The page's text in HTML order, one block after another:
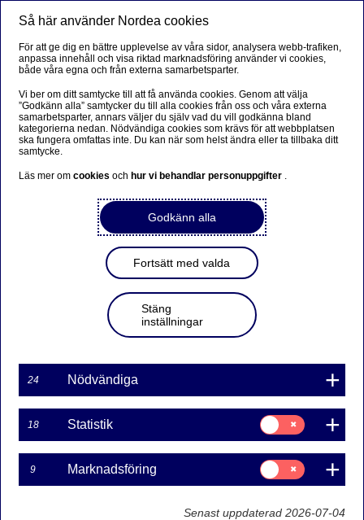
Så här använder Nordea cookies
För att ge dig en bättre upplevelse av våra sidor, analysera webb-trafiken,
anpassa innehåll och visa riktad marknadsföring använder vi cookies,
både våra egna och från externa samarbetsparter.
Vi ber om ditt samtycke till att få använda cookies. Genom att välja
”Godkänn alla” samtycker du till alla cookies från oss och våra externa
samarbetsparter, annars väljer du själv vad du vill godkänna bland
kategorierna nedan. Nödvändiga cookies som krävs för att webbplatsen
ska fungera omfattas inte. Du kan när som helst ändra eller ta tillbaka ditt
samtycke.
Läs mer omcookiesoch hur vi behandlar personuppgifter .
Godkänn alla
Fortsätt med valda
Stäng
inställningar
24 Nödvändiga
18 Statistik
Samtycke
för:
Statistik
9 Marknadsföring
Samtycke
för:
Marknadsföring
Senast uppdaterad 2026-07-04